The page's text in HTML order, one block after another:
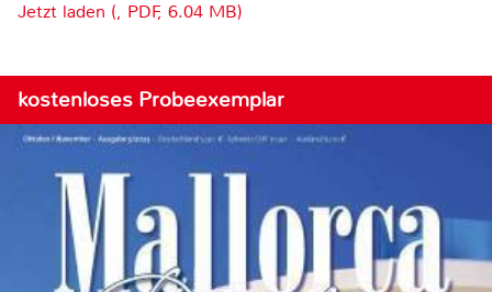
Jetzt laden (, PDF, 6.04 MB)
kostenloses Probeexemplar